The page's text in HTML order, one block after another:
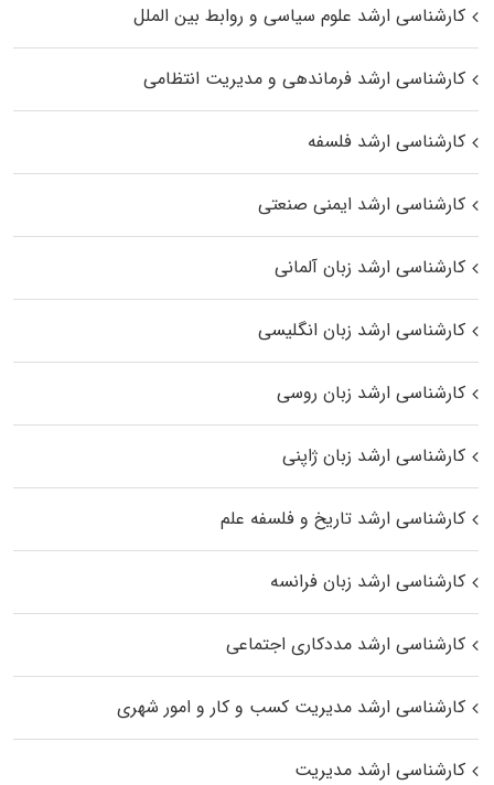
کارشناسی ارشد علوم سیاسی و روابط بین الملل
کارشناسی ارشد فرماندهی و مدیریت انتظامی
کارشناسی ارشد فلسفه
کارشناسی ارشد ایمنی صنعتی
کارشناسی ارشد زبان آلمانی
کارشناسی ارشد زبان انگلیسی
کارشناسی ارشد زبان روسی
کارشناسی ارشد زبان ژاپنی
کارشناسی ارشد تاریخ و فلسفه علم
کارشناسی ارشد زبان فرانسه
کارشناسی ارشد مددکاری اجتماعی
کارشناسی ارشد مدیریت کسب و کار و امور شهری
کارشناسی ارشد مدیریت